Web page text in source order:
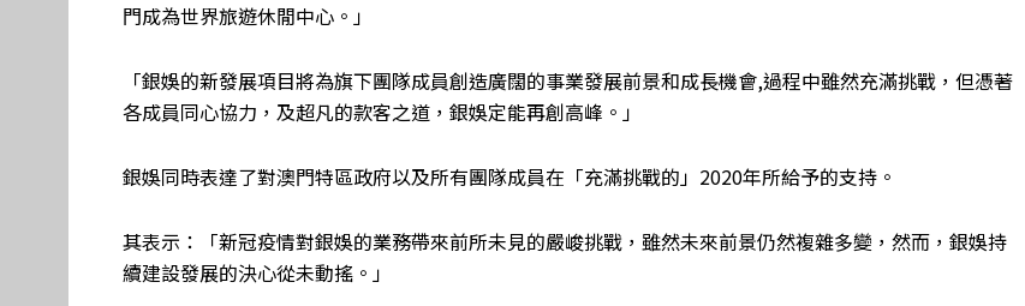
門成為世界旅遊休閒中心。」
「銀娛的新發展項目將為旗下團隊成員創造廣闊的事業發展前景和成長機會,過程中雖然充滿挑戰，但憑著
各成員同心協力，及超凡的款客之道，銀娛定能再創高峰。」
銀娛同時表達了對澳門特區政府以及所有團隊成員在「充滿挑戰的」2020年所給予的支持。
其表示：「新冠疫情對銀娛的業務帶來前所未見的嚴峻挑戰，雖然未來前景仍然複雜多變，然而，銀娛持
續建設發展的決心從未動搖。」